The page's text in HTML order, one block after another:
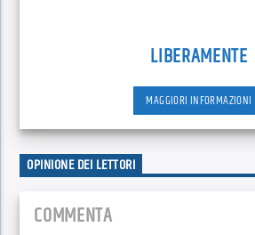
LIBERAMENTE
MAGGIORI INFORMAZIONI
OPINIONE DEI LETTORI
COMMENTA